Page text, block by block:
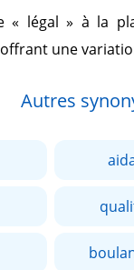
« légal » à la
une
Autres